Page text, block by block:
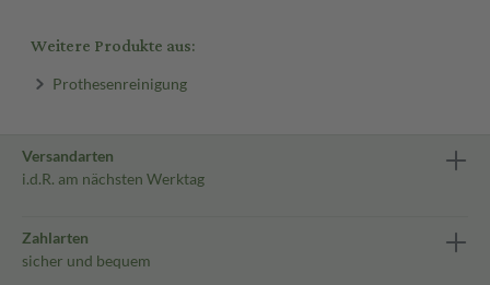
Weitere Produkte aus:
Prothesenreinigung
Versandarten
i.d.R. am nächsten Werktag
Zahlarten
sicher und bequem